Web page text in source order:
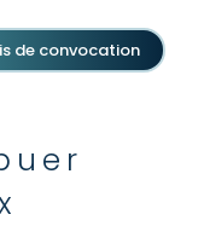
de convocation